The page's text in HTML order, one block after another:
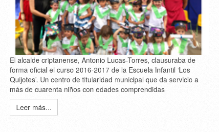
El alcalde criptanense, Antonio Lucas-Torres, clausuraba de
forma oficial el curso 2016-2017 de la Escuela Infantil ‘Los
Quijotes’. Un centro de titularidad municipal que da servicio a
más de cuarenta niños con edades comprendidas
Leer más...